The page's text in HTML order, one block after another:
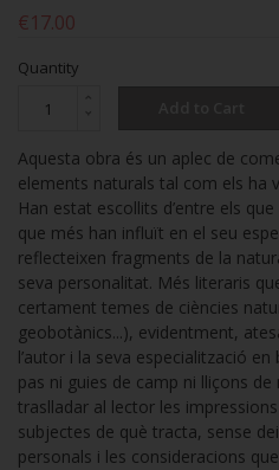
€17.00
Quantity
Aquesta obra és un aplec de
elements naturals tal com els ha
Han estat escollits d’entre els
que més han influït en el seu
reflecteixen fragments de la
seva personalitat. Més literaris
certament temes de ciències
geobotànics...), evidentment,
l’autor i la seva especialització
pas ni guies de camp ni lliçons
traslladar al lector les
subjectes de què tracta, sense
personals i les consideracions